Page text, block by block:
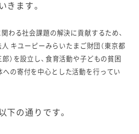
きます。
関わる社会課題の解決に貢献するため、
キユーピーみらいたまご財団（東京都
）を設立し、食育活動や子どもの貧困
の寄付を中心とした活動を行ってい
下の通りです。